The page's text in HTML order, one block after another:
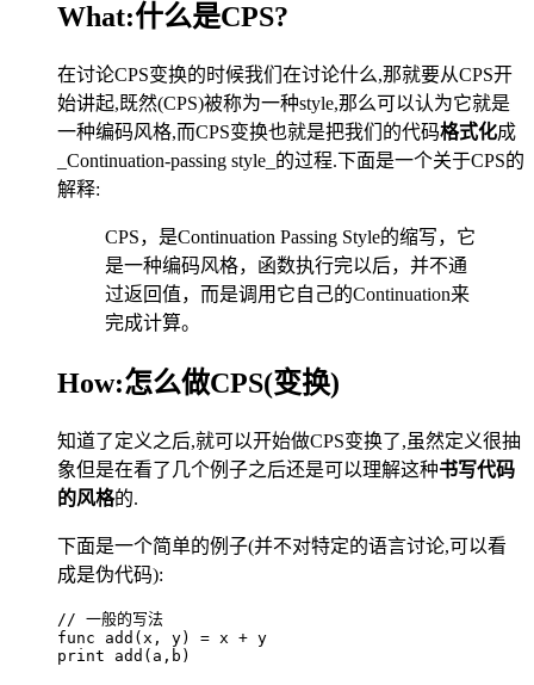
What:什么是CPS?
在讨论CPS变换的时候我们在讨论什么,那就要从CPS开
始讲起,既然(CPS)被称为一种style,那么可以认为它就是
一种编码风格,而CPS变换也就是把我们的代码格式化成
_Continuation-passing style_的过程.下面是一个关于CPS的
解释:
CPS，是Continuation Passing Style的缩写，它
是一种编码风格，函数执行完以后，并不通
过返回值，而是调用它自己的Continuation来
完成计算。
How:怎么做CPS(变换)
知道了定义之后,就可以开始做CPS变换了,虽然定义很抽
象但是在看了几个例子之后还是可以理解这种书写代码
的风格的.
下面是一个简单的例子(并不对特定的语言讨论,可以看
成是伪代码):
// 一般的写法
func add(x, y) = x + y
print add(a,b)